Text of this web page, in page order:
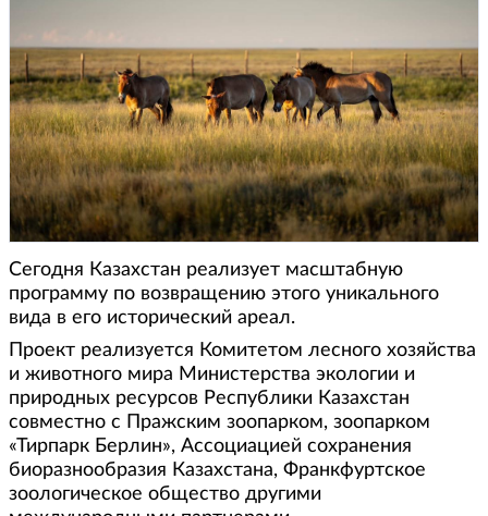
Сегодня Казахстан реализует масштабную
программу по возвращению этого уникального
вида в его исторический ареал.
Проект реализуется Комитетом лесного хозяйства
и животного мира Министерства экологии и
природных ресурсов Республики Казахстан
совместно с Пражским зоопарком, зоопарком
«Тирпарк Берлин», Ассоциацией сохранения
биоразнообразия Казахстана, Франкфуртское
зоологическое общество другими